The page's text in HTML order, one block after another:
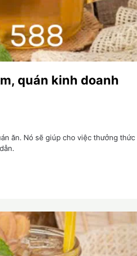
quán kinh doanh
ăn. Nó sẽ giúp cho việc thưởng thức